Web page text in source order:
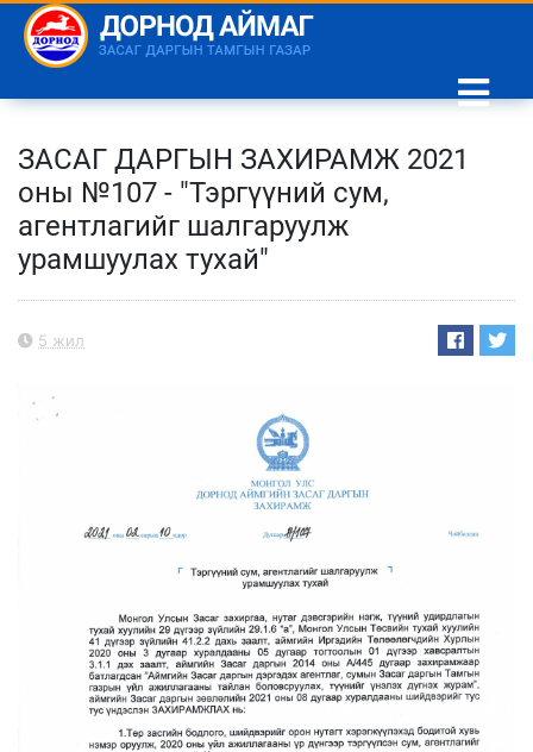
ЗАСАГ ДАРГЫН ЗАХИРАМЖ 2021
оны №107 - "Тэргүүний сум,
агентлагийг шалгаруулж
урамшуулах тухай"
5 жил